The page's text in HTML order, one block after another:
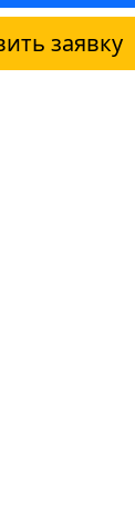
заявку